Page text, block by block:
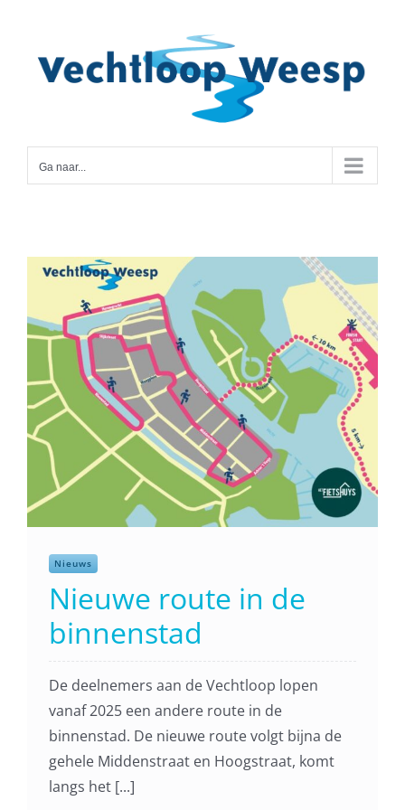
inhoud
Ga naar...
Nieuws
Nieuwe route in de
binnenstad
De deelnemers aan de Vechtloop lopen
vanaf 2025 een andere route in de
binnenstad. De nieuwe route volgt bijna de
gehele Middenstraat en Hoogstraat, komt
langs het [...]
Nieuws
Vechtloop 2020
geannuleerd
De Vechtloop 2020 is afgelast. De annulering
komt voort uit het besluit van het kabinet
om alle evenementen met meer dan
honderd personen in heel Nederland te [...]